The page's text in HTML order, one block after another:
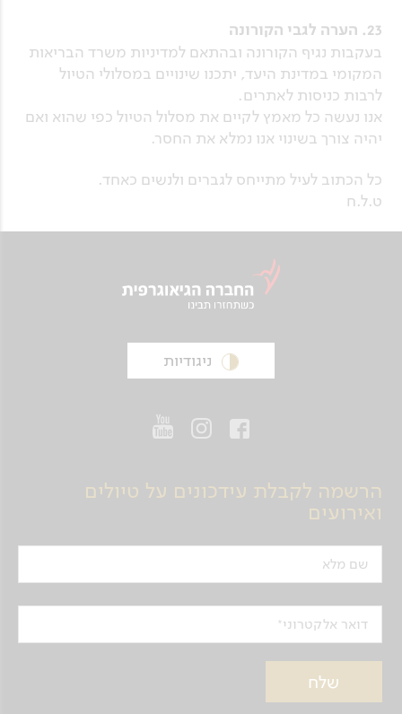
23. הערה לגבי הקורונה
בעקבות נגיף הקורונה ובהתאם למדיניות משרד הבריאות
המקומי במדינת היעד, יתכנו שינויים במסלולי הטיול
לרבות כניסות לאתרים.
אנו נעשה כל מאמץ לקיים את מסלול הטיול כפי שהוא ואם
יהיה צורך בשינוי אנו נמלא את החסר.
כל הכתוב לעיל מתייחס לגברים ולנשים כאחד.
ט.ל.ח
ניגודיות
הרשמה לקבלת עידכונים על טיולים
ואירועים
שם מלא
דואר אלקטרוני